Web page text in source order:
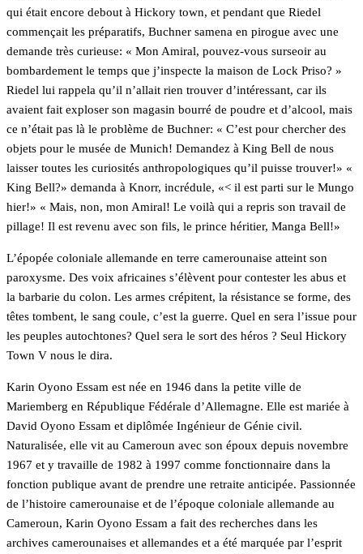
qui était encore debout à Hickory town, et pendant que Riedel
commençait les préparatifs, Buchner samena en pirogue avec une
demande très curieuse: « Mon Amiral, pouvez-vous surseoir au
bombardement le temps que j’inspecte la maison de Lock Priso? »
Riedel lui rappela qu’il n’allait rien trouver d’intéressant, car ils
avaient fait exploser son magasin bourré de poudre et d’alcool, mais
ce n’était pas là le problème de Buchner: « C’est pour chercher des
objets pour le musée de Munich! Demandez à King Bell de nous
laisser toutes les curiosités anthropologiques qu’il puisse trouver!» «
King Bell?» demanda à Knorr, incrédule, «< il est parti sur le Mungo
hier!» « Mais, non, mon Amiral! Le voilà qui a repris son travail de
pillage! Il est revenu avec son fils, le prince héritier, Manga Bell!»
L’épopée coloniale allemande en terre camerounaise atteint son
paroxysme. Des voix africaines s’élèvent pour contester les abus et
la barbarie du colon. Les armes crépitent, la résistance se forme, des
têtes tombent, le sang coule, c’est la guerre. Quel en sera l’issue pour
les peuples autochtones? Quel sera le sort des héros ? Seul Hickory
Town V nous le dira.
Karin Oyono Essam est née en 1946 dans la petite ville de
Mariemberg en République Fédérale d’Allemagne. Elle est mariée à
David Oyono Essam et diplômée Ingénieur de Génie civil.
Naturalisée, elle vit au Cameroun avec son époux depuis novembre
1967 et y travaille de 1982 à 1997 comme fonctionnaire dans la
fonction publique avant de prendre une retraite anticipée. Passionnée
de l’histoire camerounaise et de l’époque coloniale allemande au
Cameroun, Karin Oyono Essam a fait des recherches dans les
archives camerounaises et allemandes et a été marquée par l’esprit